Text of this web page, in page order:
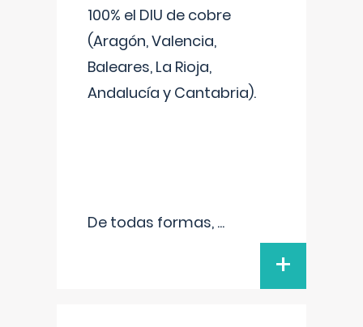
100% el DIU de cobre
(Aragón, Valencia,
Baleares, La Rioja,
Andalucía y Cantabria).
De todas formas, ...
+